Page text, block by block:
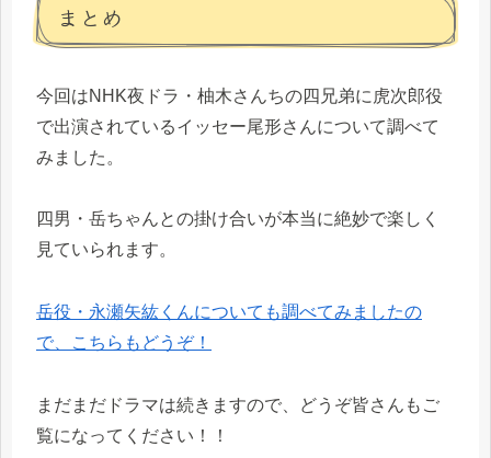
まとめ
今回はNHK夜ドラ・柚木さんちの四兄弟に虎次郎役
で出演されているイッセー尾形さんについて調べて
みました。
四男・岳ちゃんとの掛け合いが本当に絶妙で楽しく
見ていられます。
岳役・永瀬矢紘くんについても調べてみましたの
で、こちらもどうぞ！
まだまだドラマは続きますので、どうぞ皆さんもご
覧になってください！！